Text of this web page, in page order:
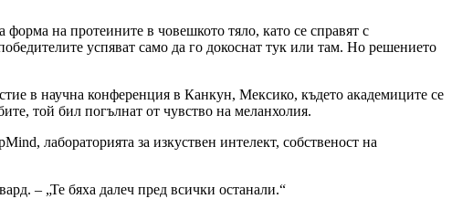
на протеините в човешкото тяло, като се справят с
успяват само да го докоснат тук или там. Но решението
в научна конференция в Канкун, Мексико, където академиците се
той бил погълнат от чувство на меланхолия.
лабораторията за изкуствен интелект, собственост на
– „Те бяха далеч пред всички останали.“